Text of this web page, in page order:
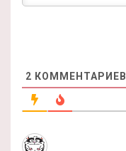
2 КОММЕНТАРИЕВ